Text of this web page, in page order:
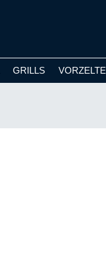
GRILLS VORZELTE